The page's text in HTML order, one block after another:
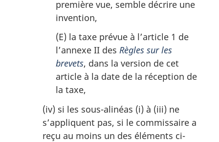
première vue, semble décrire une
invention,
(E) la taxe prévue à l’article 1 de
l’annexe II des Règles sur les
brevets, dans la version de cet
article à la date de la réception de
la taxe,
(iv) si les sous-alinéas (i) à (iii) ne
s’appliquent pas, si le commissaire a
reçu au moins un des éléments ci-